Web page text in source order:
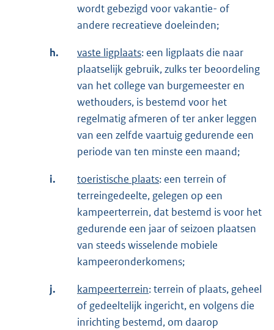
wordt gebezigd voor vakantie- of
andere recreatieve doeleinden;
h. vaste ligplaats: een ligplaats die naar
plaatselijk gebruik, zulks ter beoordeling
van het college van burgemeester en
wethouders, is bestemd voor het
regelmatig afmeren of ter anker leggen
van een zelfde vaartuig gedurende een
periode van ten minste een maand;
i. toeristische plaats: een terrein of
terreingedeelte, gelegen op een
kampeerterrein, dat bestemd is voor het
gedurende een jaar of seizoen plaatsen
van steeds wisselende mobiele
kampeeronderkomens;
j. kampeerterrein: terrein of plaats, geheel
of gedeeltelijk ingericht, en volgens die
inrichting bestemd, om daarop